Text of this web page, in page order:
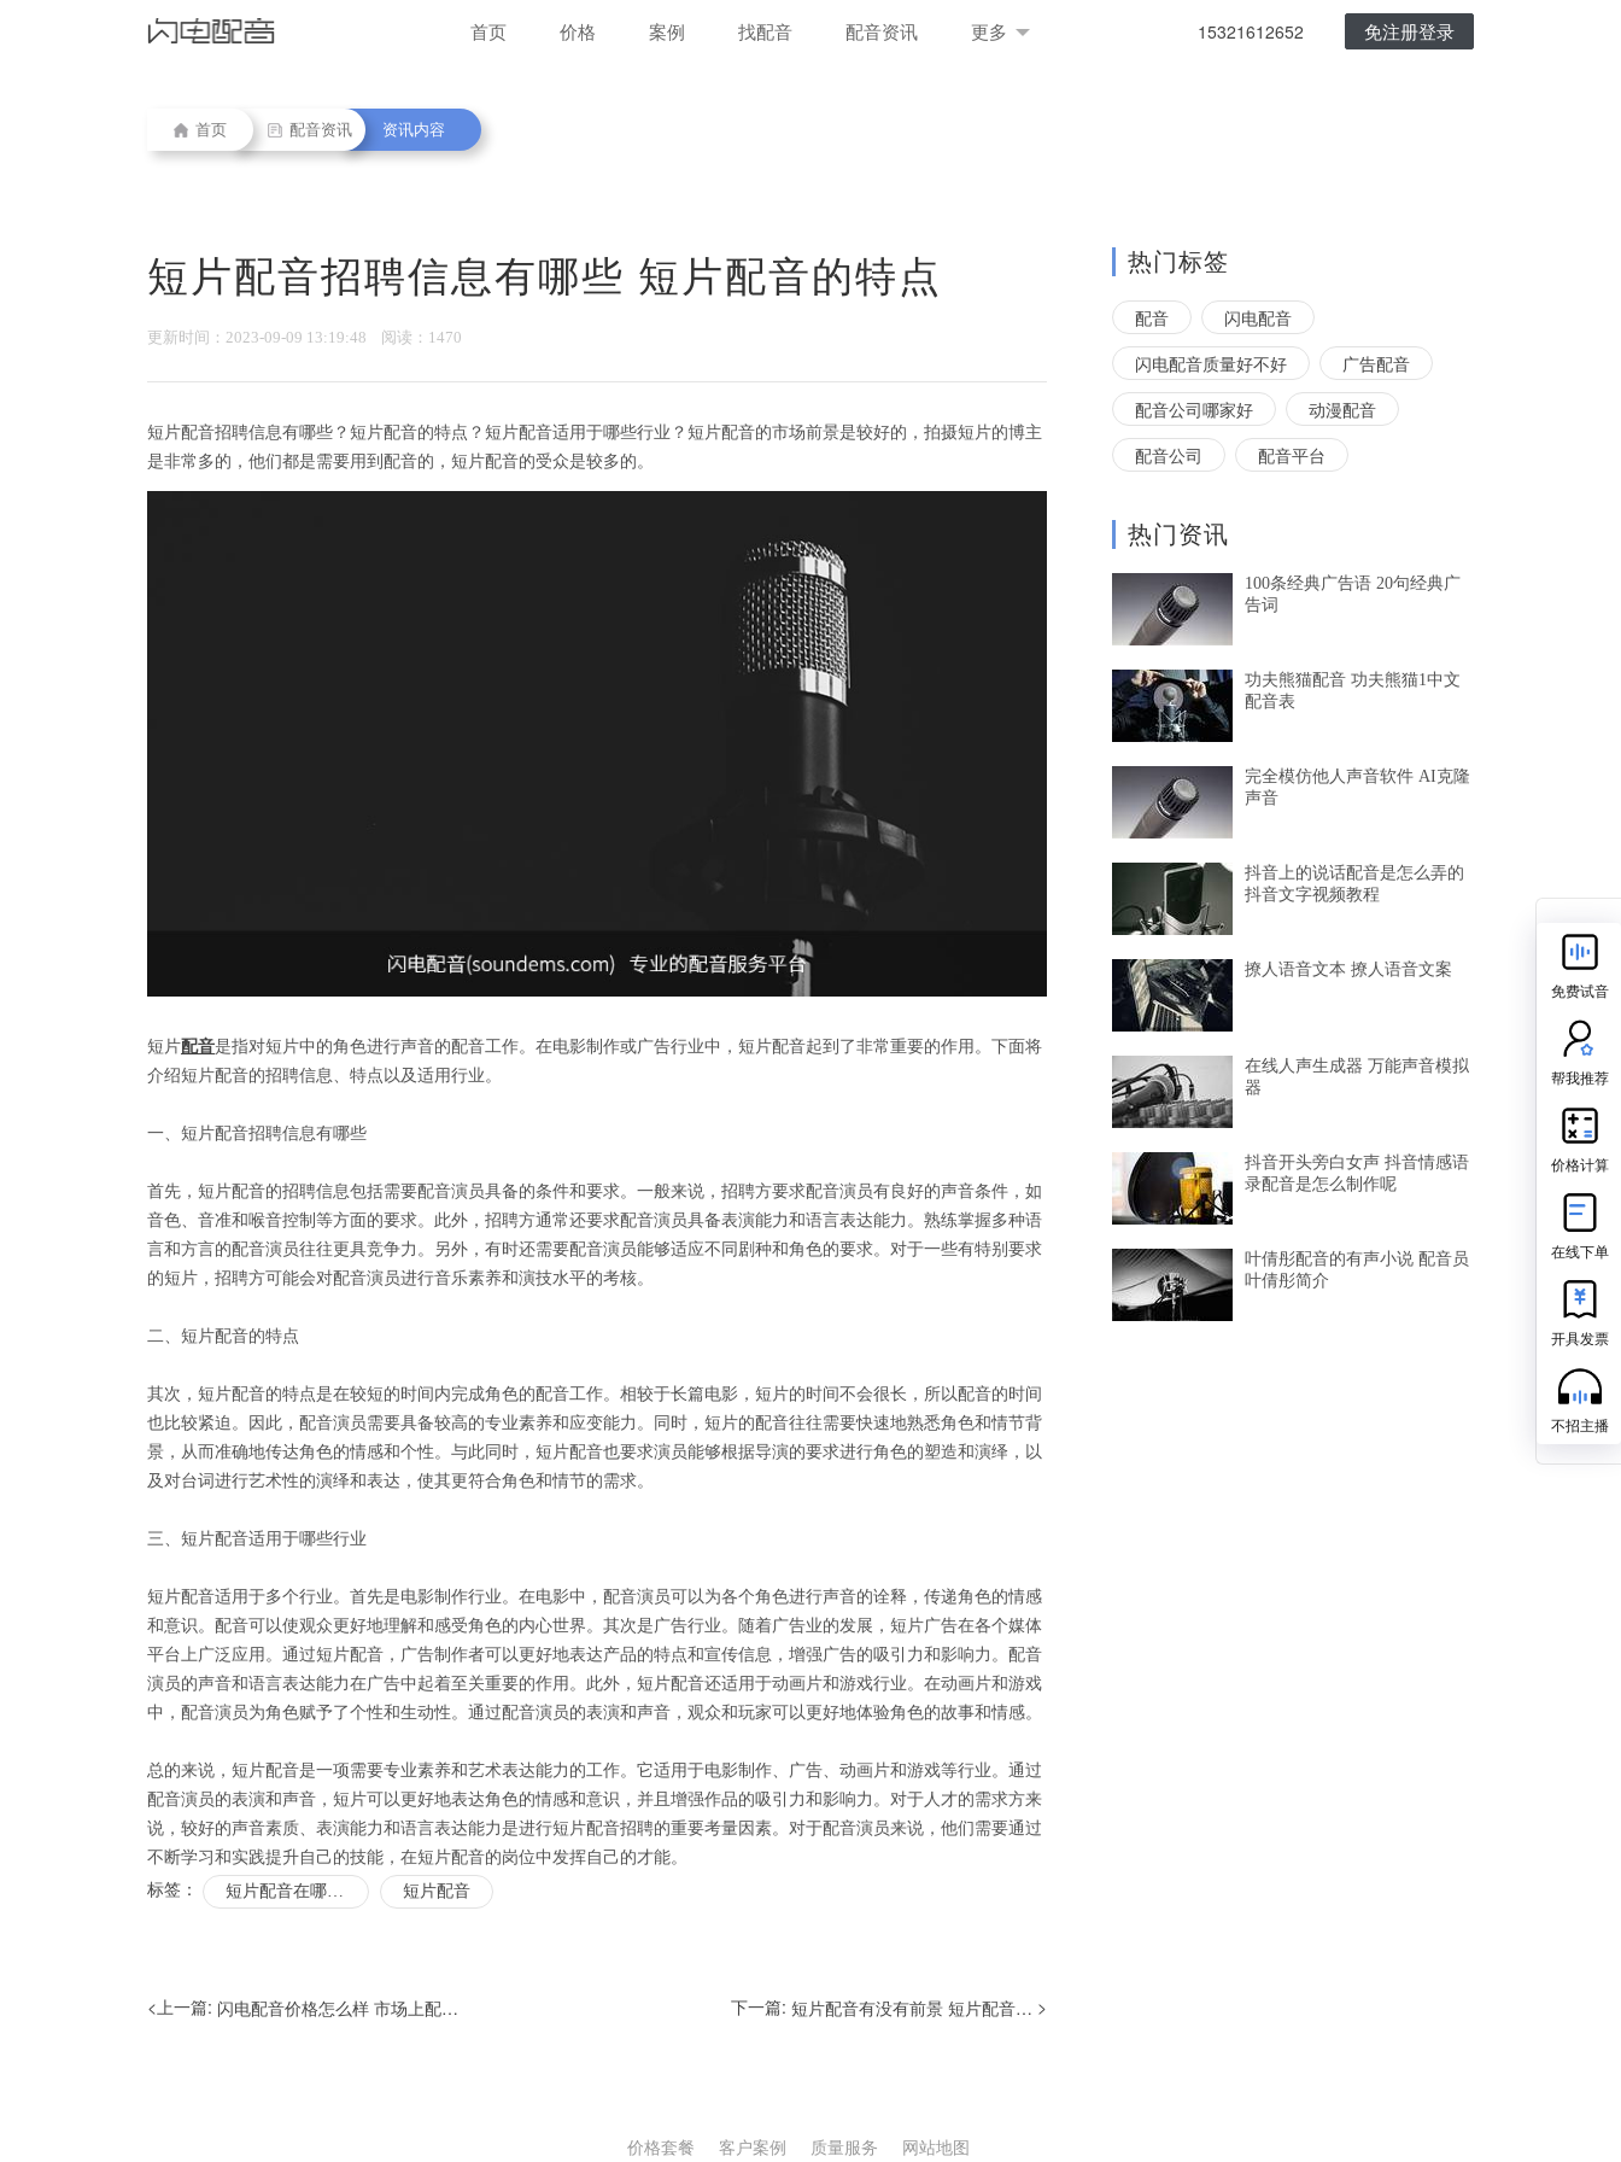
首页 价格 案例 找配音 配音资讯 更多 15321612652 免注册登录
首页 配音资讯 资讯内容
短片配音招聘信息有哪些 短片配音的特点
更新时间：2023-09-09 13:19:48 阅读：1470
短片配音招聘信息有哪些？短片配音的特点？短片配音适用于哪些行业？短片配音的市场前景是较好的，拍摄短片的博主
是非常多的，他们都是需要用到配音的，短片配音的受众是较多的。
短片配音是指对短片中的角色进行声音的配音工作。在电影制作或广告行业中，短片配音起到了非常重要的作用。下面将
介绍短片配音的招聘信息、特点以及适用行业。
一、短片配音招聘信息有哪些
首先，短片配音的招聘信息包括需要配音演员具备的条件和要求。一般来说，招聘方要求配音演员有良好的声音条件，如
音色、音准和喉音控制等方面的要求。此外，招聘方通常还要求配音演员具备表演能力和语言表达能力。熟练掌握多种语
言和方言的配音演员往往更具竞争力。另外，有时还需要配音演员能够适应不同剧种和角色的要求。对于一些有特别要求
的短片，招聘方可能会对配音演员进行音乐素养和演技水平的考核。
二、短片配音的特点
其次，短片配音的特点是在较短的时间内完成角色的配音工作。相较于长篇电影，短片的时间不会很长，所以配音的时间
也比较紧迫。因此，配音演员需要具备较高的专业素养和应变能力。同时，短片的配音往往需要快速地熟悉角色和情节背
景，从而准确地传达角色的情感和个性。与此同时，短片配音也要求演员能够根据导演的要求进行角色的塑造和演绎，以
及对台词进行艺术性的演绎和表达，使其更符合角色和情节的需求。
三、短片配音适用于哪些行业
短片配音适用于多个行业。首先是电影制作行业。在电影中，配音演员可以为各个角色进行声音的诠释，传递角色的情感
和意识。配音可以使观众更好地理解和感受角色的内心世界。其次是广告行业。随着广告业的发展，短片广告在各个媒体
平台上广泛应用。通过短片配音，广告制作者可以更好地表达产品的特点和宣传信息，增强广告的吸引力和影响力。配音
演员的声音和语言表达能力在广告中起着至关重要的作用。此外，短片配音还适用于动画片和游戏行业。在动画片和游戏
中，配音演员为角色赋予了个性和生动性。通过配音演员的表演和声音，观众和玩家可以更好地体验角色的故事和情感。
总的来说，短片配音是一项需要专业素养和艺术表达能力的工作。它适用于电影制作、广告、动画片和游戏等行业。通过
配音演员的表演和声音，短片可以更好地表达角色的情感和意识，并且增强作品的吸引力和影响力。对于人才的需求方来
说，较好的声音素质、表演能力和语言表达能力是进行短片配音招聘的重要考量因素。对于配音演员来说，他们需要通过
不断学习和实践提升自己的技能，在短片配音的岗位中发挥自己的才能。
标签： 短片配音
<上一篇: 闪电配音价格怎么样 市场上配音软件有哪些 下一篇: 短片配音有没有前景 短片配音有哪些知名配音员 >
热门标签
配音
闪电配音
闪电配音质量好不好
广告配音
配音公司哪家好
动漫配音
配音公司
配音平台
热门资讯
100条经典广告语 20句经典广
告词
功夫熊猫配音 功夫熊猫1中文
配音表
完全模仿他人声音软件 AI克隆
声音
抖音上的说话配音是怎么弄的
抖音文字视频教程
撩人语音文本 撩人语音文案
在线人声生成器 万能声音模拟
器
抖音开头旁白女声 抖音情感语
录配音是怎么制作呢
叶倩彤配音的有声小说 配音员
叶倩彤简介
价格套餐 客户案例 质量服务 网站地图
免费试音
帮我推荐
价格计算
在线下单
开具发票
不招主播